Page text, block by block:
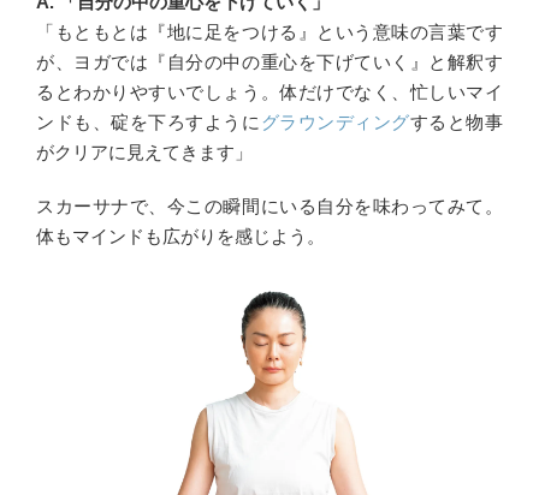
「もともとは『地に足をつける』という意味の言葉です
が、ヨガでは『自分の中の重心を下げていく』と解釈す
るとわかりやすいでしょう。体だけでなく、忙しいマイ
ンドも、碇を下ろすように グラウンディングすると物事
がクリアに見えてきます」
スカーサナで、今この瞬間にいる自分を味わってみて。
体もマインドも広がりを感じよう。